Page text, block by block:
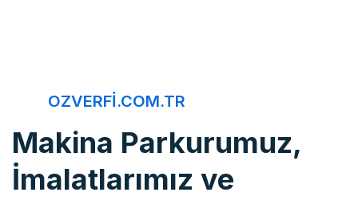
Makina Parkurumuz,
İmalatlarımız ve
Referanslarımızı